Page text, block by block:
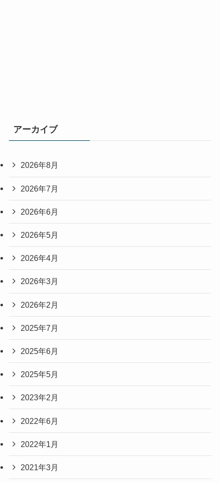
アーカイブ
2026年8月
2026年7月
2026年6月
2026年5月
2026年4月
2026年3月
2026年2月
2025年7月
2025年6月
2025年5月
2023年2月
2022年6月
2022年1月
2021年3月